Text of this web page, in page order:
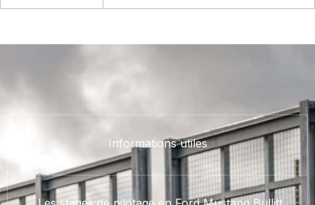
Informations utiles